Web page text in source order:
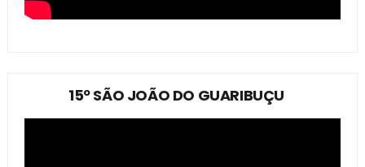
15º SÃO JOÃO DO GUARIBUÇU